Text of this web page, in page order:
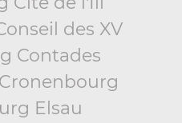
des XV
Contades
Elsau